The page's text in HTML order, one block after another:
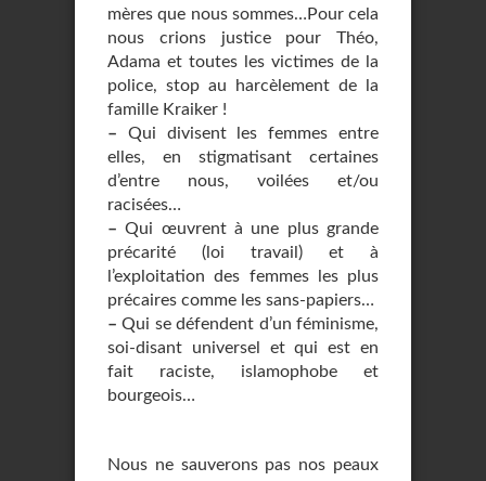
mères que nous sommes…Pour cela
nous crions justice pour Théo,
Adama et toutes les victimes de la
police, stop au harcèlement de la
famille Kraiker !
– Qui divisent les femmes entre
elles, en stigmatisant certaines
d’entre nous, voilées et/ou
racisées…
– Qui œuvrent à une plus grande
précarité (loi travail) et à
l’exploitation des femmes les plus
précaires comme les sans-papiers…
– Qui se défendent d’un féminisme,
soi-disant universel et qui est en
fait raciste, islamophobe et
bourgeois…
Nous ne sauverons pas nos peaux